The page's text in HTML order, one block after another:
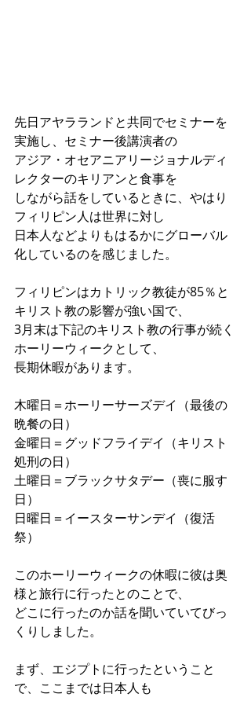
先日アヤラランドと共同でセミナーを
実施し、セミナー後講演者の
アジア・オセアニアリージョナルディ
レクターのキリアンと食事を
しながら話をしているときに、やはり
フィリピン人は世界に対し
日本人などよりもはるかにグローバル
化しているのを感じました。
フィリピンはカトリック教徒が85％と
キリスト教の影響が強い国で、
3月末は下記のキリスト教の行事が続く
ホーリーウィークとして、
長期休暇があります。
木曜日＝ホーリーサーズデイ（最後の
晩餐の日）
金曜日＝グッドフライデイ（キリスト
処刑の日）
土曜日＝ブラックサタデー（喪に服す
日）
日曜日＝イースターサンデイ（復活
祭）
このホーリーウィークの休暇に彼は奥
様と旅行に行ったとのことで、
どこに行ったのか話を聞いていてびっ
くりしました。
まず、エジプトに行ったということ
で、ここまでは日本人も